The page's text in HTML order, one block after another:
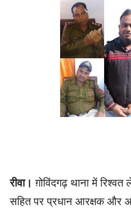
रीवा। ग़ोविंदगढ़ थाना में रिश्वत
सहित पर प्रधान आरक्षक और